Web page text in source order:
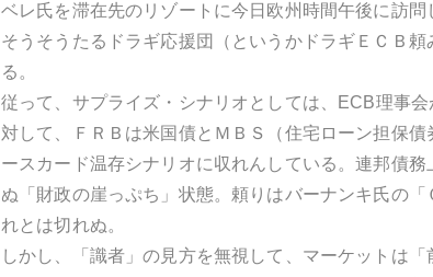
ベレ氏を滞在先のリゾートに今日欧州時間午後に訪
そうそうたるドラギ応援団（というかドラギＥＣＢ
る。
従って、サプライズ・シナリオとしては、ECB理事
対して、ＦＲＢは米国債とＭＢＳ（住宅ローン担保
ースカード温存シナリオに収れんしている。連邦債
ぬ「財政の崖っぷち」状態。頼りはバーナンキ氏の
れとは切れぬ。
しかし、「識者」の見方を無視して、マーケットは